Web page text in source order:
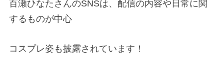
百瀬ひなたさんのSNSは、配信の内容や日常に関
するものが中心
コスプレ姿も披露されています！